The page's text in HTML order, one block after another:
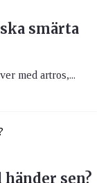
smärta
med artros,...
sen?